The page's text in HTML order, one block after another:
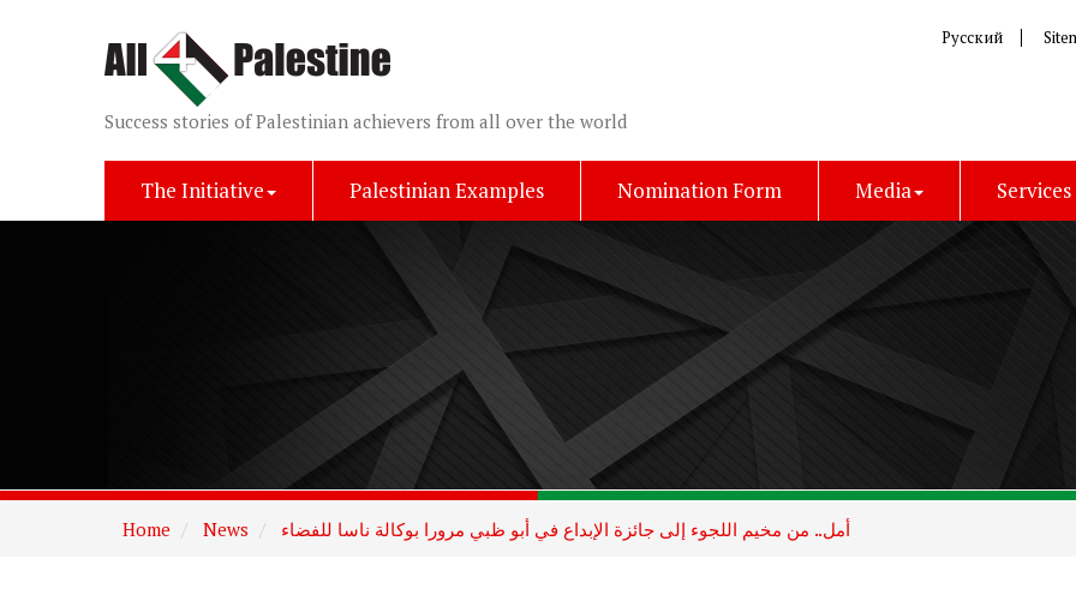
Success stories of Palestinian achievers from all over the world
Русский
The Initiative Palestinian Examples Nomination Form Media
Home News أمل.. من مخيم اللجوء إلى جائزة الإبداع في أبو ظبي مرورا بوكالة ناسا للفضاء